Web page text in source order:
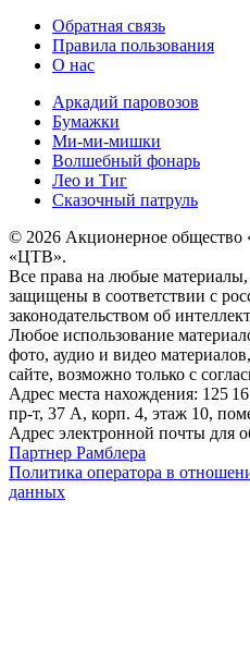
Обратная связь
Правила пользования
О нас
Аркадий паровозов
Бумажки
Ми-ми-мишки
Волшебный фонарь
Лео и Тиг
Сказочный патруль
© 2026 Акционерное
«ЦТВ».
Все права на любые
защищены в соответствии с
законодательством об
Любое использование
фото, аудио и видео
сайте, возможно только с
Адрес места нахождения: 125
пр-т, 37 А, корп. 4, этаж 10,
Адрес электронной почты для
Партнер Рамблера
Политика оператора в
данных